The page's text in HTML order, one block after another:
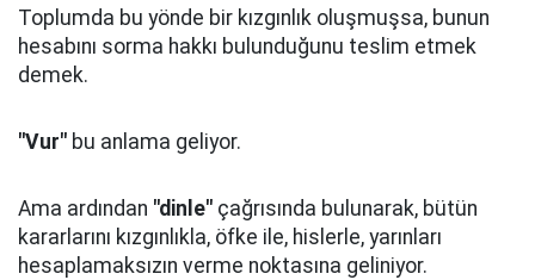
Toplumda bu yönde bir kızgınlık oluşmuşsa, bunun
hesabını sorma hakkı bulunduğunu teslim etmek
demek.
"Vur" bu anlama geliyor.
Ama ardından "dinle" çağrısında bulunarak, bütün
kararlarını kızgınlıkla, öfke ile, hislerle, yarınları
hesaplamaksızın verme noktasına geliniyor.